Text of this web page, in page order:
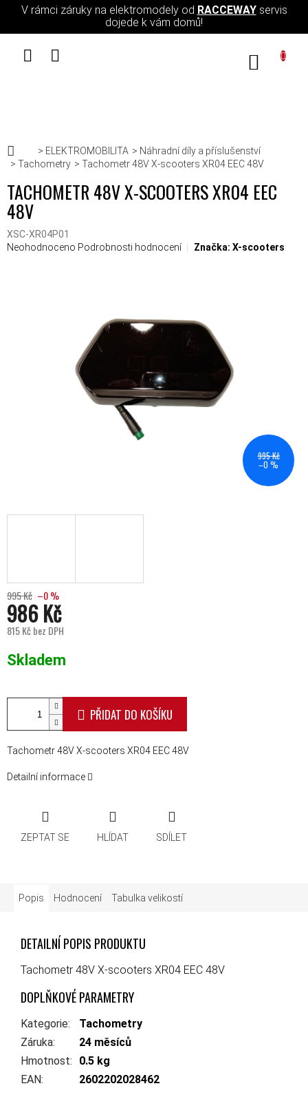
Přejít na obsah
V rámci záruky na elektromodely od RACCEWAYservis
dojede k vám domů!
Domů
ELEKTROMOBILITA
Náhradní díly a příslušenství
Tachometry
Tachometr 48V X-scooters XR04 EEC 48V
TACHOMETR 48V X-SCOOTERS XR04 EEC
48V
XSC-XR04P01
Průměrné hodnocení produktu je 0,0 z 5 hvězdiček.
Neohodnoceno Podrobnosti hodnocení Značka: X-scooters
995 Kč
–0 %
995 Kč –0 %
986 Kč
815 Kč bez DPH
Skladem
PŘIDAT DO KOŠÍKU
Tachometr 48V X-scooters XR04 EEC 48V
Detailní informace
ZEPTAT SE HLÍDAT SDÍLET
Popis Hodnocení Tabulka velikostí
DETAILNÍ POPIS PRODUKTU
Tachometr 48V X-scooters XR04 EEC 48V
DOPLŇKOVÉ PARAMETRY
Kategorie:
Tachometry
Záruka:
24 měsíců
Hmotnost:
0.5 kg
EAN: 2602202028462